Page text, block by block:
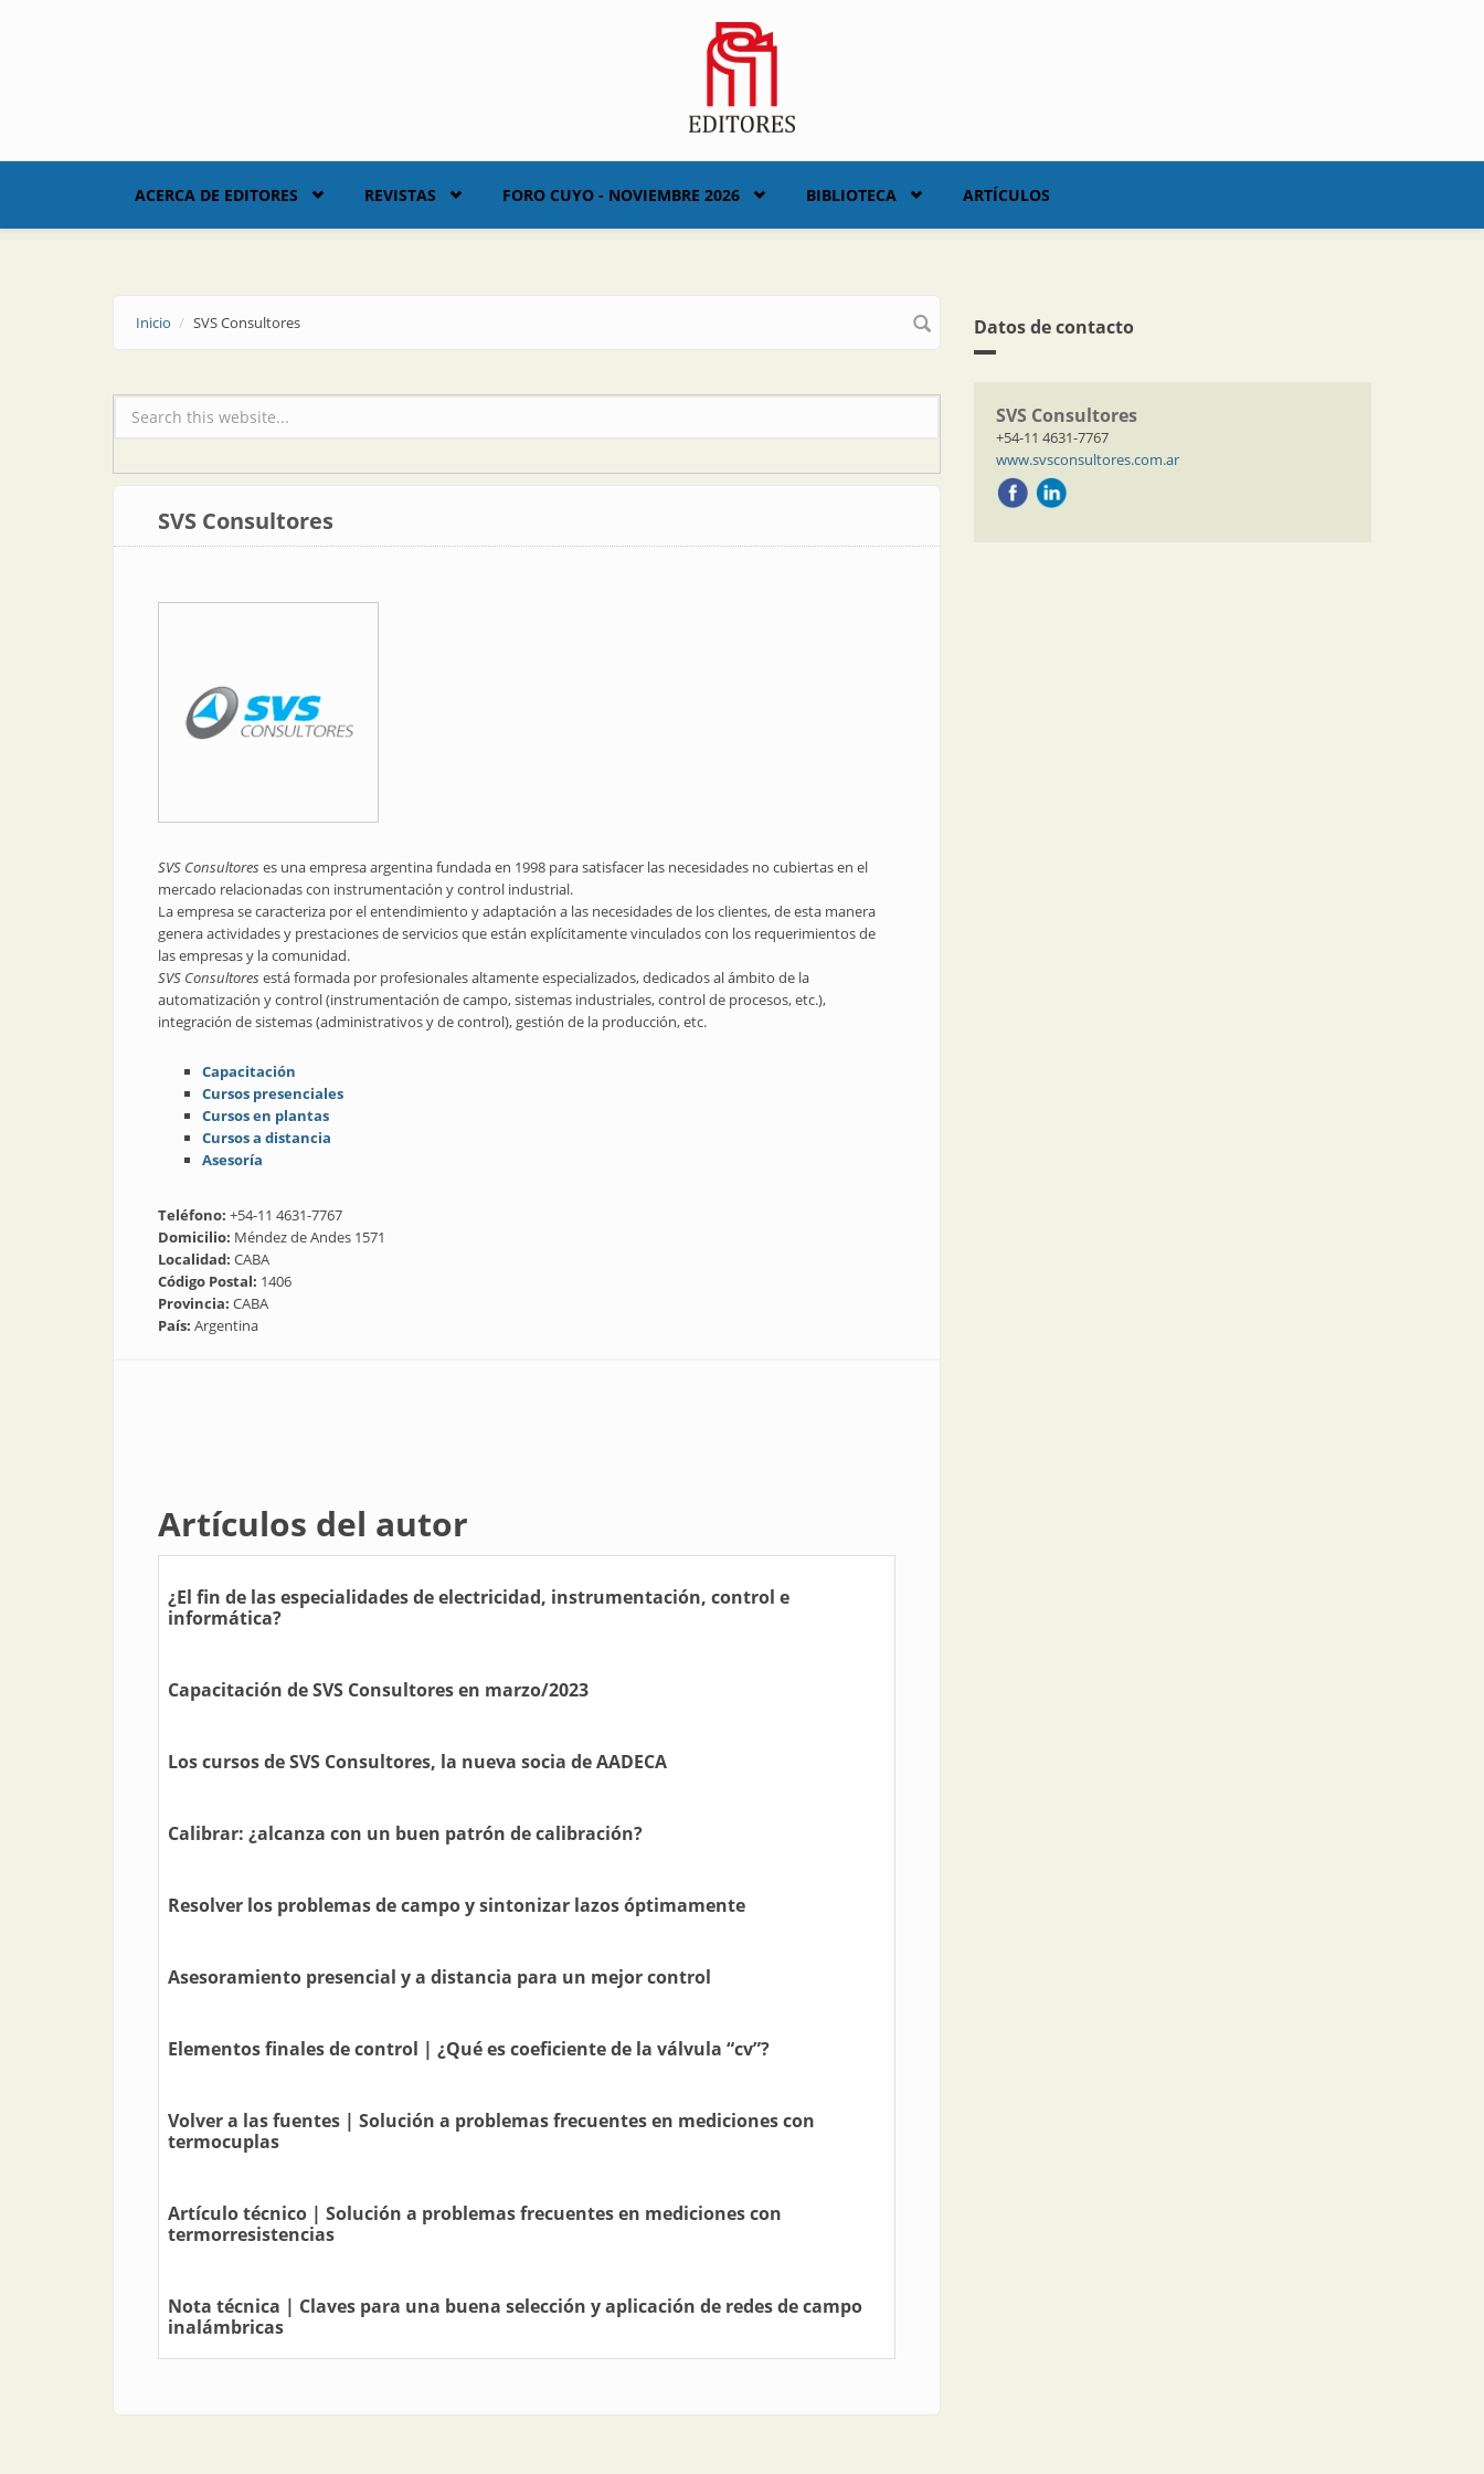
ACERCA DE EDITORES REVISTAS FORO CUYO - NOVIEMBRE 2026 BIBLIOTECA ARTÍCULOS
Inicio SVS Consultores
Formulario de búsqueda
SVS Consultores
SVS Consultoreses una empresa argentina fundada en 1998 para satisfacer las necesidades no cubiertas en el
mercado relacionadas con instrumentación y control industrial.
La empresa se caracteriza por el entendimiento y adaptación a las necesidades de los clientes, de esta manera
genera actividades y prestaciones de servicios que están explícitamente vinculados con los requerimientos de
las empresas y la comunidad.
SVS Consultoresestá formada por profesionales altamente especializados, dedicados al ámbito de la
automatización y control (instrumentación de campo, sistemas industriales, control de procesos, etc.),
integración de sistemas (administrativos y de control), gestión de la producción, etc.
Capacitación
Cursos presenciales
Cursos en plantas
Cursos a distancia
Asesoría
Teléfono: +54-11 4631-7767
Domicilio: Méndez de Andes 1571
Localidad: CABA
Código Postal: 1406
Provincia: CABA
País: Argentina
Artículos del autor
¿El fin de las especialidades de electricidad, instrumentación, control e
informática?
Capacitación de SVS Consultores en marzo/2023
Los cursos de SVS Consultores, la nueva socia de AADECA
Calibrar: ¿alcanza con un buen patrón de calibración?
Resolver los problemas de campo y sintonizar lazos óptimamente
Asesoramiento presencial y a distancia para un mejor control
Elementos finales de control | ¿Qué es coeficiente de la válvula “cv”?
Volver a las fuentes | Solución a problemas frecuentes en mediciones con
termocuplas
Artículo técnico | Solución a problemas frecuentes en mediciones con
termorresistencias
Nota técnica | Claves para una buena selección y aplicación de redes de campo
inalámbricas
Datos de contacto
SVS Consultores
+54-11 4631-7767
www.svsconsultores.com.ar